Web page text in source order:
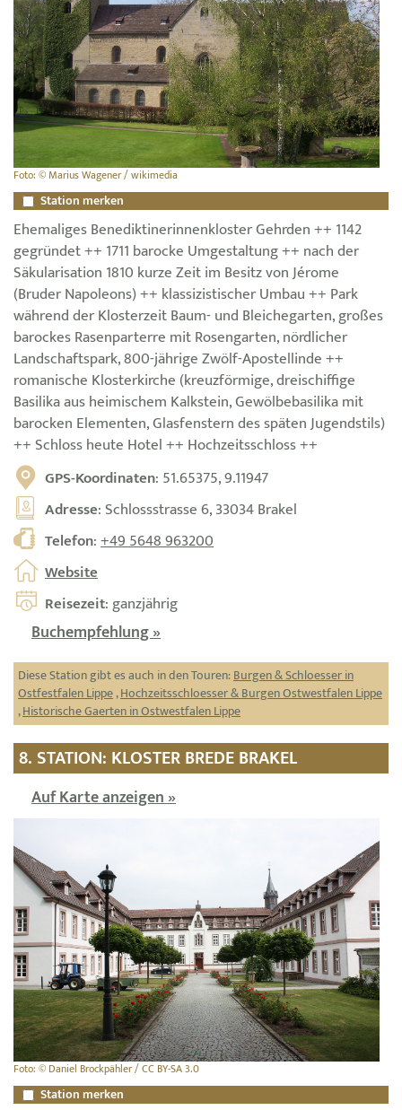
Foto: © Marius Wagener / wikimedia
Station merken
Ehemaliges Benediktinerinnenkloster Gehrden ++ 1142
gegründet ++ 1711 barocke Umgestaltung ++ nach der
Säkularisation 1810 kurze Zeit im Besitz von Jérome
(Bruder Napoleons) ++ klassizistischer Umbau ++ Park
während der Klosterzeit Baum- und Bleichegarten, großes
barockes Rasenparterre mit Rosengarten, nördlicher
Landschaftspark, 800-jährige Zwölf-Apostellinde ++
romanische Klosterkirche (kreuzförmige, dreischiffige
Basilika aus heimischem Kalkstein, Gewölbebasilika mit
barocken Elementen, Glasfenstern des späten Jugendstils)
++ Schloss heute Hotel ++ Hochzeitsschloss ++
GPS-Koordinaten: 51.65375, 9.11947
Adresse: Schlossstrasse 6, 33034 Brakel
Telefon:+49 5648 963200
Website
Reisezeit: ganzjährig
Buchempfehlung »
Diese Station gibt es auch in den Touren:Burgen & Schloesser in
Ostfestfalen Lippe,Hochzeitsschloesser & Burgen Ostwestfalen Lippe
,Historische Gaerten in Ostwestfalen Lippe
8. STATION: KLOSTER BREDE BRAKEL
Auf Karte anzeigen »
Foto: © Daniel Brockpähler / CC BY-SA 3.0
Station merken